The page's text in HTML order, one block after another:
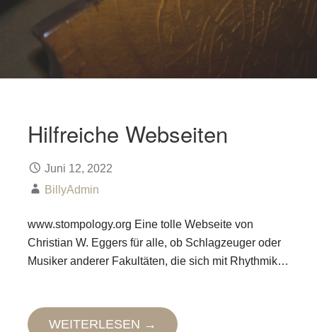
Hilfreiche Webseiten
Juni 12, 2022
BillyAdmin
www.stompology.org Eine tolle Webseite von
Christian W. Eggers für alle, ob Schlagzeuger oder
Musiker anderer Fakultäten, die sich mit Rhythmik…
WEITERLESEN →